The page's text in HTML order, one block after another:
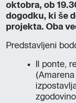
oktobra, ob
dogodku, ki še
projekta. Oba
Predstavljeni
Il ponte,